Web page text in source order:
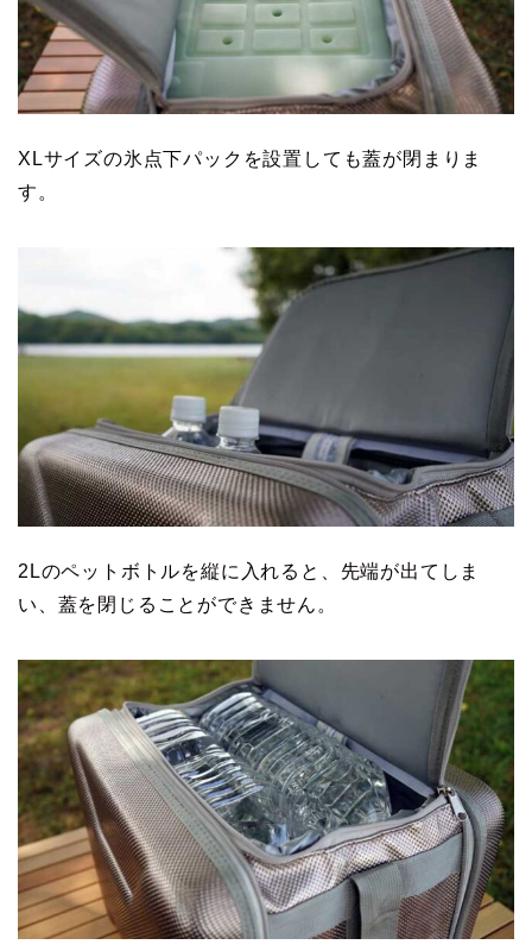
XLサイズの氷点下パックを設置しても蓋が閉まりま
す。
2Lのペットボトルを縦に入れると、先端が出てしま
い、蓋を閉じることができません。